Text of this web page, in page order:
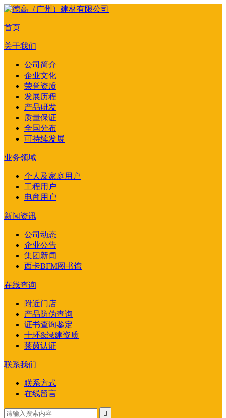
首页
关于我们
公司简介
企业文化
荣誉资质
发展历程
产品研发
质量保证
全国分布
可持续发展
业务领域
个人及家庭用户
工程用户
电商用户
新闻资讯
公司动态
企业公告
集团新闻
西卡BFM图书馆
在线查询
附近门店
产品防伪查询
证书查询鉴定
十环&绿建资质
莱茵认证
联系我们
联系方式
在线留言
